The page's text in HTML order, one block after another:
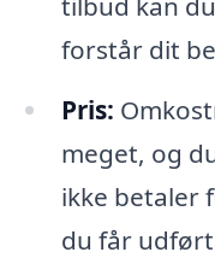
forstår dit
Pris:
meget, og
ikke betaler
du får